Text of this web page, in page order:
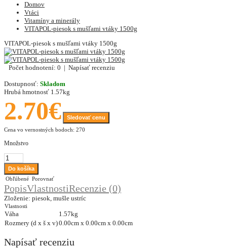
Domov
Vtáci
Vitamíny a minerály
VITAPOL-piesok s mušľami vtáky 1500g
VITAPOL-piesok s mušľami vtáky 1500g
Počet hodnotení: 0 | Napísať recenziu
Dostupnosť: Skladom
Hrubá hmotnosť 1.57kg
2.70€
Sledovať cenu
Cena vo vernostných bodoch: 270
Množstvo
Obľúbené Porovnať
PopisVlastnostiRecenzie (0)
Zloženie: piesok, mušle ustríc
Vlastnosti
Váha
1.57kg
Rozmery (d x š x v)0.00cm x 0.00cm x 0.00cm
Napísať recenziu